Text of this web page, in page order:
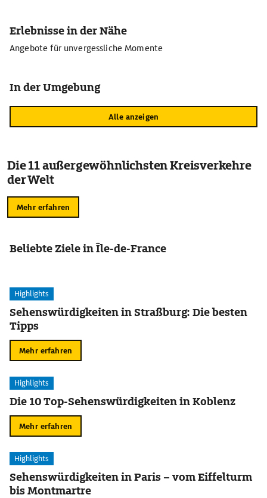
Erlebnisse in der Nähe
Angebote für unvergessliche Momente
In der Umgebung
Alle anzeigen
Die 11 außergewöhnlichsten Kreisverkehre
der Welt
Mehr erfahren
Beliebte Ziele in Île-de-France
Highlights
Sehenswürdigkeiten in Straßburg: Die besten
Tipps
Mehr erfahren
Highlights
Die 10 Top-Sehenswürdigkeiten in Koblenz
Mehr erfahren
Highlights
Sehenswürdigkeiten in Paris – vom Eiffelturm
bis Montmartre